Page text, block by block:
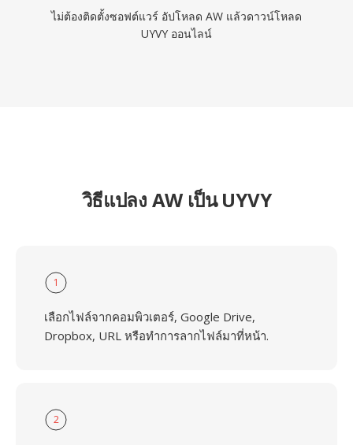
ไม่ต้องติดตั้งซอฟต์แวร์ อัปโหลด AW แล้วดาวน์โหลด
UYVY ออนไลน์
วิธีแปลง AW เป็น UYVY
1
เลือกไฟล์จากคอมพิวเตอร์, Google Drive,
Dropbox, URL หรือทำการลากไฟล์มาที่หน้า.
2